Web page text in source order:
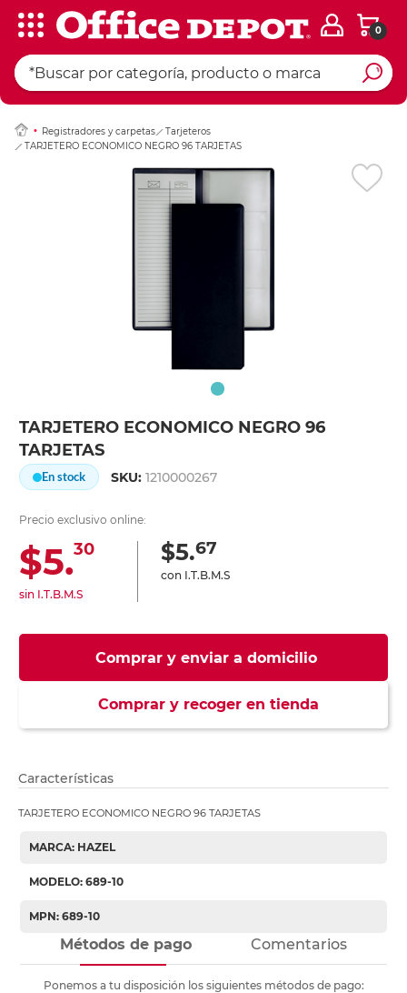
0
Registradores y carpetas
Tarjeteros
TARJETERO ECONOMICO NEGRO 96 TARJETAS
TARJETERO ECONOMICO NEGRO 96
TARJETAS
En stock SKU:1210000267
Precio exclusivo online:
$5.30
sin I.T.B.M.S
$5.67
con I.T.B.M.S
Comprar y enviar a domicilio
Comprar y recoger en tienda
Ingresar Codigo
Características
TARJETERO ECONOMICO NEGRO 96 TARJETAS
MARCA: HAZEL
MODELO: 689-10
MPN: 689-10
Métodos de pago Comentarios
Ponemos a tu disposición los siguientes métodos de pago: